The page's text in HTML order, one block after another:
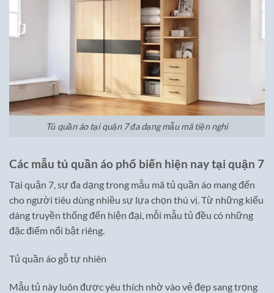
Tủ quần áo tại quận 7 đa dạng mẫu mã tiện nghi
Các mẫu tủ quần áo phổ biến hiện nay tại quận 7
Tại quận 7, sự đa dạng trong mẫu mã tủ quần áo mang đến
cho người tiêu dùng nhiều sự lựa chọn thú vị. Từ những kiểu
dáng truyền thống đến hiện đại, mỗi mẫu tủ đều có những
đặc điểm nổi bật riêng.
Tủ quần áo gỗ tự nhiên
Mẫu tủ này luôn được yêu thích nhờ vào vẻ đẹp sang trọng